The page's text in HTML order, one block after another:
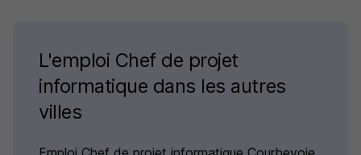
L'emploi Chef de projet
informatique dans les autres
villes